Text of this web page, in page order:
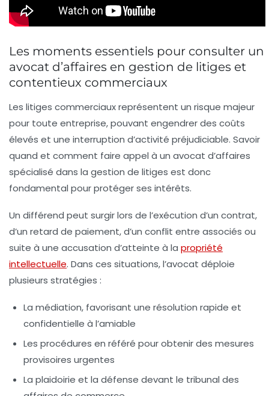
Les moments essentiels pour consulter un
avocat d’affaires en gestion de litiges et
contentieux commerciaux
Les litiges commerciaux représentent un risque majeur
pour toute entreprise, pouvant engendrer des coûts
élevés et une interruption d’activité préjudiciable. Savoir
quand et comment faire appel à un avocat d’affaires
spécialisé dans la gestion de litiges est donc
fondamental pour protéger ses intérêts.
Un différend peut surgir lors de l’exécution d’un contrat,
d’un retard de paiement, d’un conflit entre associés ou
suite à une accusation d’atteinte à la propriété
intellectuelle. Dans ces situations, l’avocat déploie
plusieurs stratégies :
La médiation, favorisant une résolution rapide et
confidentielle à l’amiable
Les procédures en référé pour obtenir des mesures
provisoires urgentes
La plaidoirie et la défense devant le tribunal des